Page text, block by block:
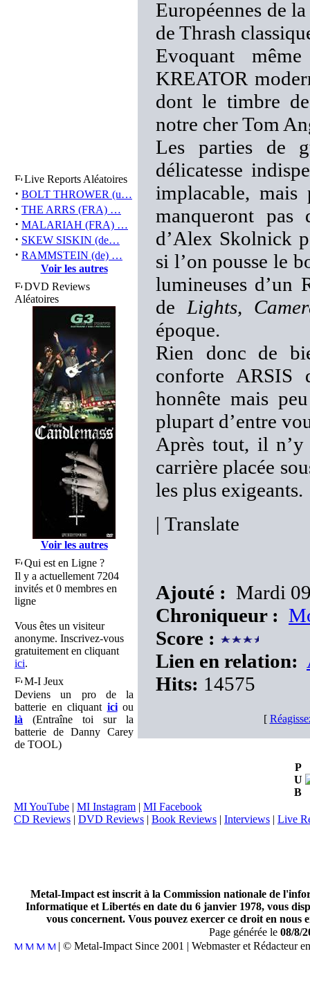
Live Reports Aléatoires
· BOLT THROWER (u…
· THE ARRS (FRA) …
· MALARIAH (FRA) …
· SKEW SISKIN (de…
· RAMMSTEIN (de) …
Voir les autres
DVD Reviews
Aléatoires
Voir les autres
Qui est en Ligne ?
Il y a actuellement 7204
invités et 0 membres en
ligne
Vous êtes un visiteur
anonyme. Inscrivez-vous
gratuitement en cliquant
ici.
M-I Jeux
Deviens un pro de la
batterie en cliquant iciou
là (Entraîne toi sur la
batterie de Danny Carey
de TOOL)
Européennes de
de Thrash
Evoquant
KREATOR
dont le timbre
notre cher Tom
Les parties de
délicatesse
implacable,
manqueront pas
d’Alex Skolnick
si l’on pousse le
lumineuses d’un
de Lights,
époque.
Rien donc de
conforte ARSIS
honnête mais
plupart d’entre
Après tout, il
carrière placée
les plus exigeants.
| Translate
Ajouté : Mardi
Chroniqueur :
Score :
Lien en relation:
Hits: 14575
[
P
U
B
MI YouTube | MI Instagram | MI Facebook
CD Reviews | DVD Reviews | Book Reviews | Interviews | Live
Metal-Impact est inscrit à la Commission nationale de
Informatique et Libertés en date du 6 janvier 1978, vous
vous concernent. Vous pouvez exercer ce droit en
Page générée le 08/8/
| © Metal-Impact Since 2001 | Webmaster et Rédacteur